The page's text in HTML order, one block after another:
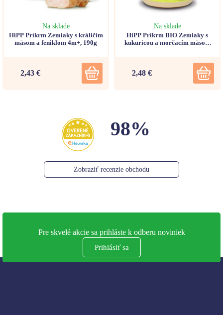
Na sklade
HiPP Príkrm Zemiaky s králičím
mäsom a feniklom 4m+, 190g
2,43 €
Na sklade
HiPP Príkrm BIO Zemiaky s
kukuricou a morčacím mäsom
2,48 €
98%
Zobraziť recenzie obchodu
Pre skvelé akcie sa prihláste k odberu noviniek
Prihlásiť sa